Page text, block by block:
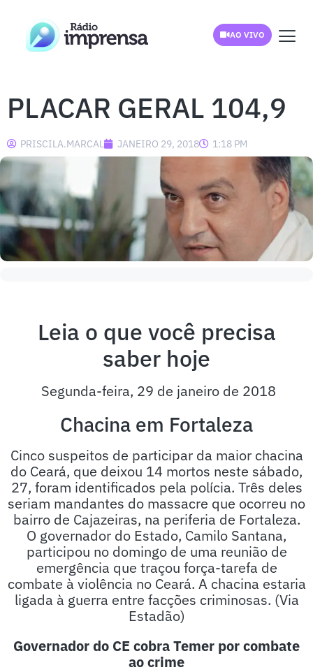
AO VIVO
PLACAR GERAL 104,9
PRISCILA.MARCAL JANEIRO 29, 2018 1:18 PM
Leia o que você precisa
saber hoje
Segunda-feira, 29 de janeiro de 2018
Chacina em Fortaleza
Cinco suspeitos de participar da maior chacina
do Ceará, que deixou 14 mortos neste sábado,
27, foram identificados pela polícia. Três deles
seriam mandantes do massacre que ocorreu no
bairro de Cajazeiras, na periferia de Fortaleza.
O governador do Estado, Camilo Santana,
participou no domingo de uma reunião de
emergência que traçou força-tarefa de
combate à violência no Ceará. A chacina estaria
ligada à guerra entre facções criminosas. (Via
Estadão)
Governador do CE cobra Temer por combate
ao crime